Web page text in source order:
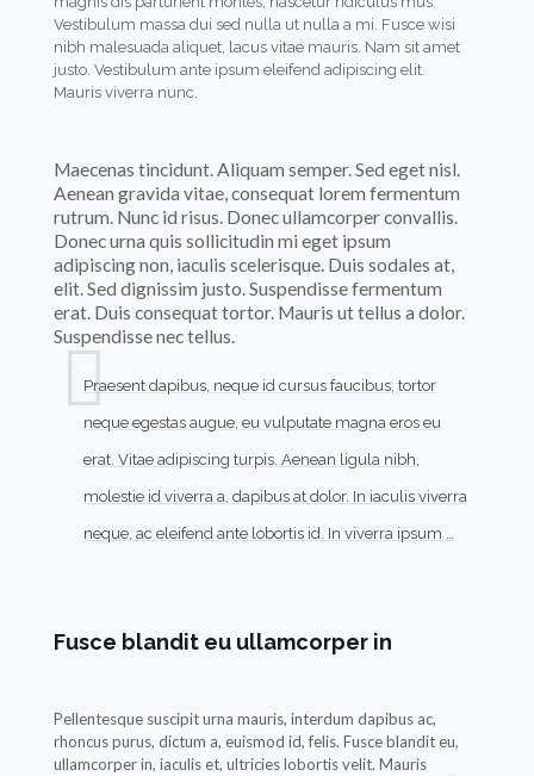
Vestibulum massa dui sed nulla ut nulla a mi. Fusce wisi
nibh malesuada aliquet, lacus vitae mauris. Nam sit amet
justo. Vestibulum ante ipsum eleifend adipiscing elit.
Mauris viverra nunc.
Maecenas tincidunt. Aliquam semper. Sed eget nisl.
Aenean gravida vitae, consequat lorem fermentum
rutrum. Nunc id risus. Donec ullamcorper convallis.
Donec urna quis sollicitudin mi eget ipsum
adipiscing non, iaculis scelerisque. Duis sodales at,
elit. Sed dignissim justo. Suspendisse fermentum
erat. Duis consequat tortor. Mauris ut tellus a dolor.
Suspendisse nec tellus.
Praesent dapibus, neque id cursus faucibus, tortor
neque egestas augue, eu vulputate magna eros eu
erat. Vitae adipiscing turpis. Aenean ligula nibh,
molestie id viverra a, dapibus at dolor. In iaculis viverra
neque, ac eleifend ante lobortis id. In viverra ipsum …
Fusce blandit eu ullamcorper in
Pellentesque suscipit urna mauris, interdum dapibus ac,
rhoncus purus, dictum a, euismod id, felis. Fusce blandit eu,
ullamcorper in, iaculis et, ultricies lobortis velit. Mauris